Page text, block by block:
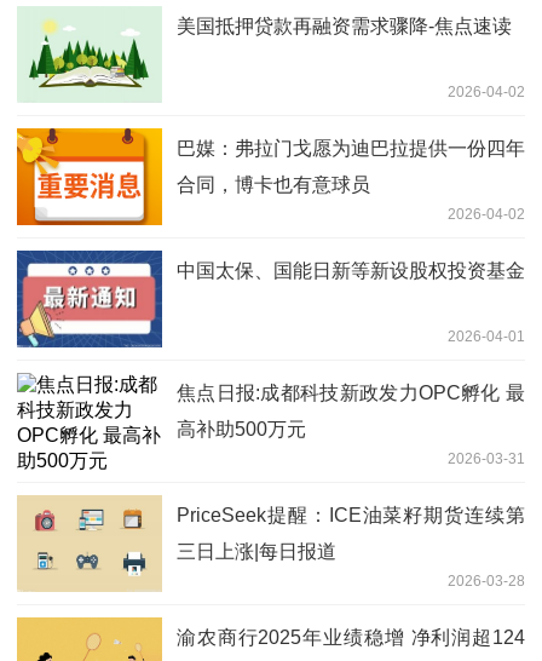
美国抵押贷款再融资需求骤降-焦点速读
2026-04-02
巴媒：弗拉门戈愿为迪巴拉提供一份四年
合同，博卡也有意球员
2026-04-02
中国太保、国能日新等新设股权投资基金
2026-04-01
焦点日报:成都科技新政发力OPC孵化 最
高补助500万元
2026-03-31
PriceSeek提醒：ICE油菜籽期货连续第
三日上涨|每日报道
2026-03-28
渝农商行2025年业绩稳增 净利润超124